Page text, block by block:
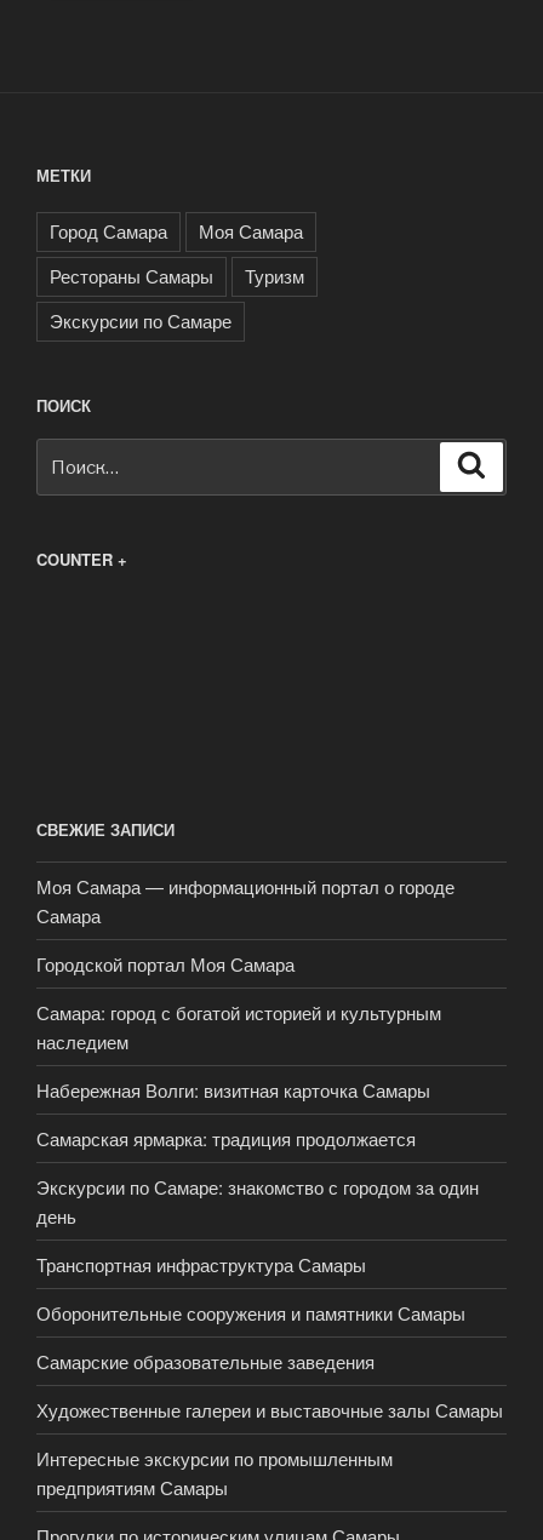
МЕТКИ
Город Самара
Моя Самара
Рестораны Самары
Туризм
Экскурсии по Самаре
ПОИСК
COUNTER +
СВЕЖИЕ ЗАПИСИ
Моя Самара — информационный портал о городе
Самара
Городской портал Моя Самара
Самара: город с богатой историей и культурным
наследием
Набережная Волги: визитная карточка Самары
Самарская ярмарка: традиция продолжается
Экскурсии по Самаре: знакомство с городом за один
день
Транспортная инфраструктура Самары
Оборонительные сооружения и памятники Самары
Самарские образовательные заведения
Художественные галереи и выставочные залы Самары
Интересные экскурсии по промышленным
предприятиям Самары